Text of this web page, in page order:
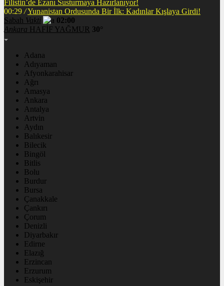
Filistin’de Ezanı Susturmaya Hazırlanıyor!
00:29 /Yunanistan Ordusunda Bir İlk: Kadınlar Kışlaya Girdi!
Sabah Vakti
02:00
Ankara HAFİF YAĞMUR 30°
Adana
Adıyaman
Afyonkarahisar
Ağrı
Amasya
Ankara
Antalya
Artvin
Aydın
Balıkesir
Bilecik
Bingöl
Bitlis
Bolu
Burdur
Bursa
Çanakkale
Çankırı
Çorum
Denizli
Diyarbakır
Edirne
Elazığ
Erzincan
Erzurum
Eskişehir